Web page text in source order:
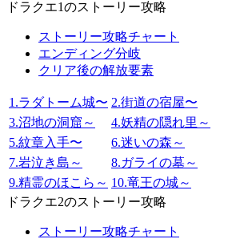
ドラクエ1のストーリー攻略
ストーリー攻略チャート
エンディング分岐
クリア後の解放要素
1.ラダトーム城〜 2.街道の宿屋〜
3.沼地の洞窟～
4.妖精の隠れ里～
5.紋章入手〜
6.迷いの森～
7.岩泣き島～
8.ガライの墓～
9.精霊のほこら～ 10.竜王の城～
ドラクエ2のストーリー攻略
ストーリー攻略チャート